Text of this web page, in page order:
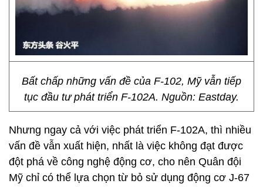
Bất chấp những vấn đề của F-102, Mỹ vẫn tiếp
tục đầu tư phát triển F-102A. Nguồn: Eastday.
Nhưng ngay cả với việc phát triển F-102A, thì nhiều
vấn đề vẫn xuất hiện, nhất là việc không đạt được
đột phá về công nghệ động cơ, cho nên Quân đội
Mỹ chỉ có thể lựa chọn từ bỏ sử dụng động cơ J-67